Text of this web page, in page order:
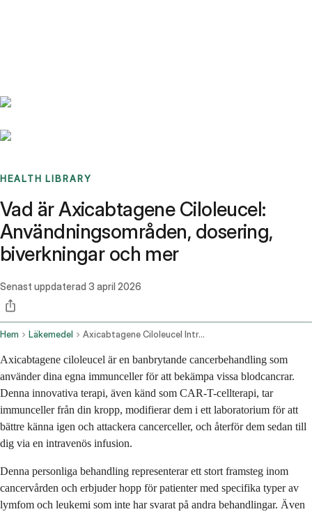
HEALTH LIBRARY
Vad är Axicabtagene Ciloleucel:
Användningsområden, dosering,
biverkningar och mer
Senast uppdaterad 3 april 2026
Hem Läkemedel Axicabtagene Ciloleucel Intravenous Route
Axicabtagene ciloleucel är en banbrytande cancerbehandling som
använder dina egna immunceller för att bekämpa vissa blodcancrar.
Denna innovativa terapi, även känd som CAR-T-cellterapi, tar
immunceller från din kropp, modifierar dem i ett laboratorium för att
bättre känna igen och attackera cancerceller, och återför dem sedan till
dig via en intravenös infusion.
Denna personliga behandling representerar ett stort framsteg inom
cancervården och erbjuder hopp för patienter med specifika typer av
lymfom och leukemi som inte har svarat på andra behandlingar. Även